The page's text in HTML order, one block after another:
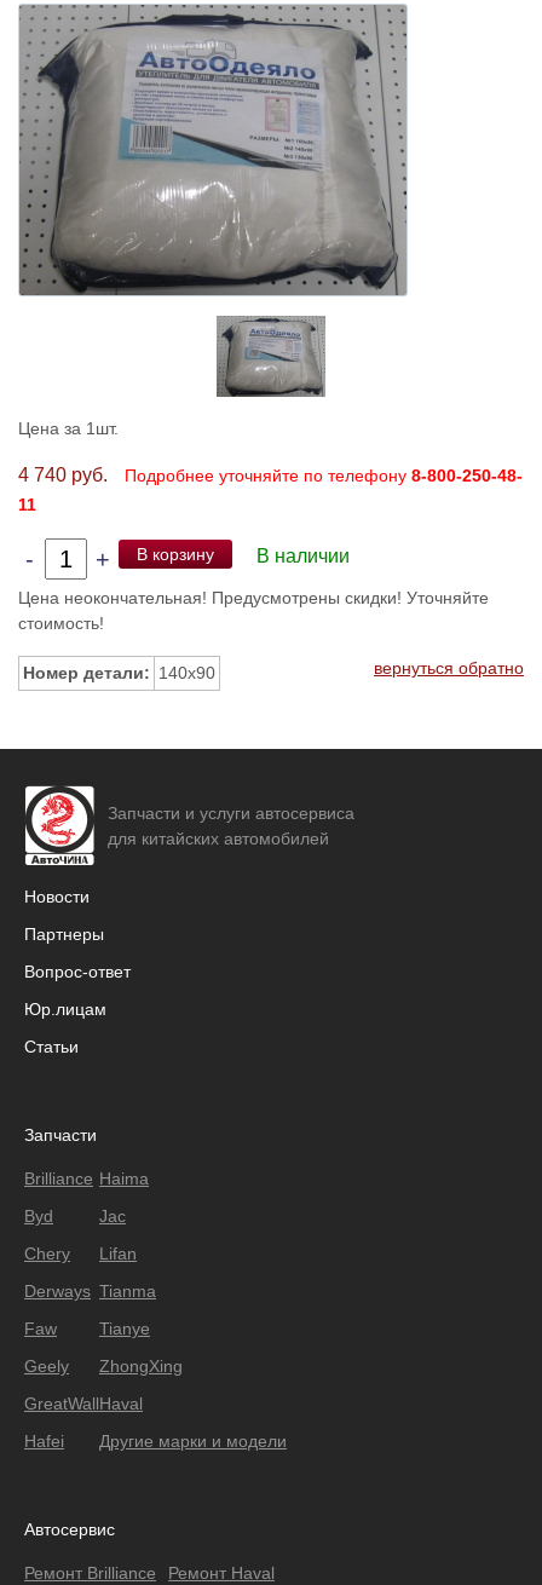
Цена за 1шт.
4 740 руб. Подробнее уточняйте по телефону 8-800-250-48-
11
- + В корзину В наличии
Цена неокончательная! Предусмотрены скидки! Уточняйте
стоимость!
Номер детали: 140x90 вернуться обратно
Запчасти и услуги автосервиса
для китайских автомобилей
Новости
Партнеры
Вопрос-ответ
Юр.лицам
Статьи
Запчасти
Brilliance
Byd
Chery
Derways
Faw
Geely
GreatWall
Hafei
Haima
Jac
Lifan
Tianma
Tianye
ZhongXing
Haval
Другие марки и модели
Автосервис
Ремонт Brilliance
Ремонт Haval